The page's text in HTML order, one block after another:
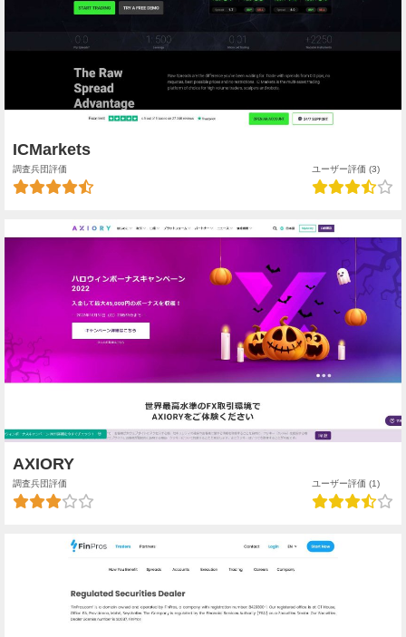
ICMarkets
調査兵団評価 ユーザー評価 (3)
AXIORY
調査兵団評価 ユーザー評価 (1)